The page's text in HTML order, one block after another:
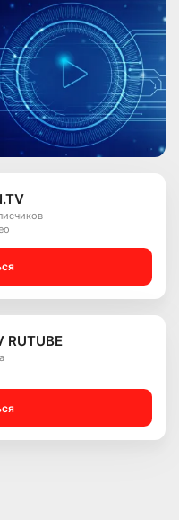
RUTUBE